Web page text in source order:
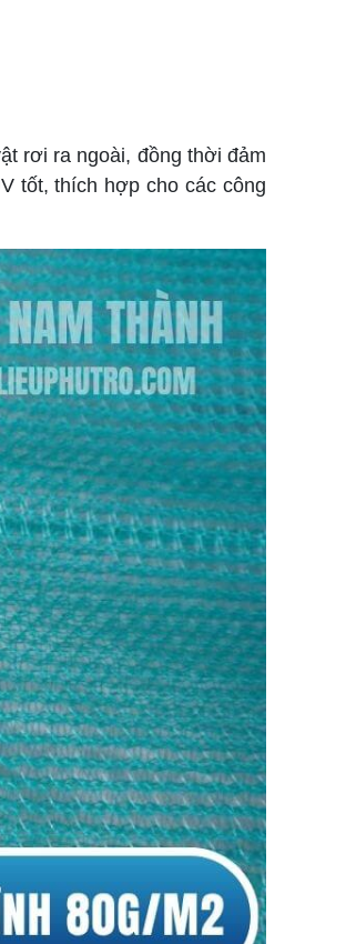
rơi ra ngoài, đồng thời đảm
tốt, thích hợp cho các công